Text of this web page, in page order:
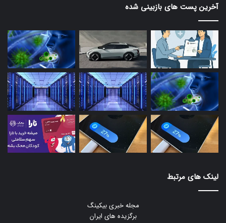
آخرین پست های بازبینی شده
لینک های مرتبط
مجله خبری بیکینگ
برگزیده های ایران